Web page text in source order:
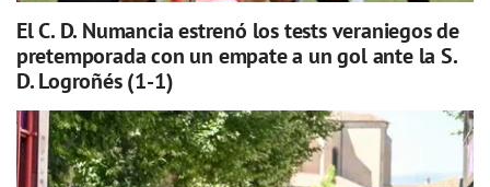
El C. D. Numancia estrenó los tests veraniegos de
pretemporada con un empate a un gol ante la S.
D. Logroñés (1-1)